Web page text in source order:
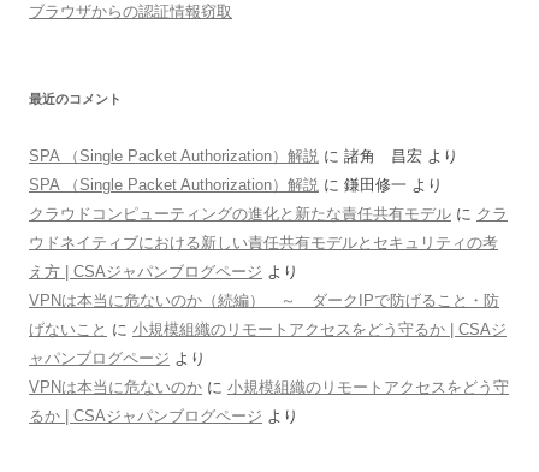
ブラウザからの認証情報窃取
最近のコメント
SPA （Single Packet Authorization）解説 に 諸角 昌宏 より
SPA （Single Packet Authorization）解説 に 鎌田修一 より
クラウドコンピューティングの進化と新たな責任共有モデル に クラ
ウドネイティブにおける新しい責任共有モデルとセキュリティの考
え方 | CSAジャパンブログページ より
VPNは本当に危ないのか（続編） ～ ダークIPで防げること・防
げないこと に 小規模組織のリモートアクセスをどう守るか | CSAジ
ャパンブログページ より
VPNは本当に危ないのか に 小規模組織のリモートアクセスをどう守
るか | CSAジャパンブログページ より